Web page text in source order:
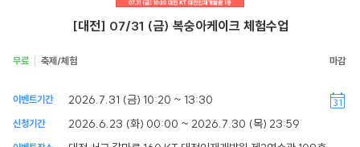
[대전] 07/31 (금) 복숭아케이크 체험수업
무료 축제/체험
이벤트기간 2026.7.31 (금) 10:20 ~ 13:30
신청기간 2026.6.23 (화) 00:00 ~ 2026.7.30 (목) 23:59